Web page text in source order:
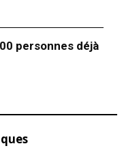
personnes déjà